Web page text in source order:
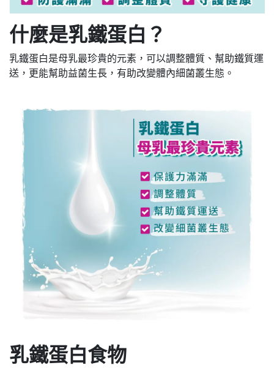
什麼是乳鐵蛋白？
乳鐵蛋白是母乳最珍貴的元素，可以調整體質、幫助鐵質運
送，更能幫助益菌生長，有助改變體內細菌叢生態。
乳鐵蛋白食物